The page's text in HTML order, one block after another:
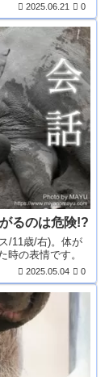
2025.06.21 0
るのは危険!?
/11歳/右)。体が
の表情です。
2025.05.04 0